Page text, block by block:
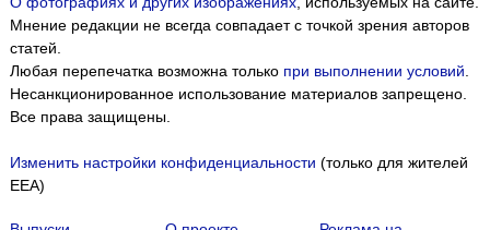
Мнение редакции не всегда совпадает с точкой зрения авторов
статей.
Любая перепечатка возможна только при выполнении условий.
Несанкционированное использование материалов запрещено.
Все права защищены.
Изменить настройки конфиденциальности (только для жителей
EEA)